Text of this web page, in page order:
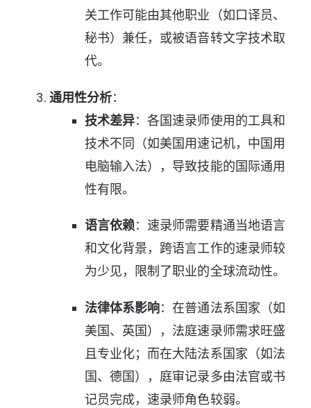
关工作可能由其他职业（如口译员、
秘书）兼任，或被语音转文字技术取
代。
通用性分析：
技术差异：各国速录师使用的工具和
技术不同（如美国用速记机，中国用
电脑输入法），导致技能的国际通用
性有限。
语言依赖：速录师需要精通当地语言
和文化背景，跨语言工作的速录师较
为少见，限制了职业的全球流动性。
法律体系影响：在普通法系国家（如
美国、英国），法庭速录师需求旺盛
且专业化；而在大陆法系国家（如法
国、德国），庭审记录多由法官或书
记员完成，速录师角色较弱。